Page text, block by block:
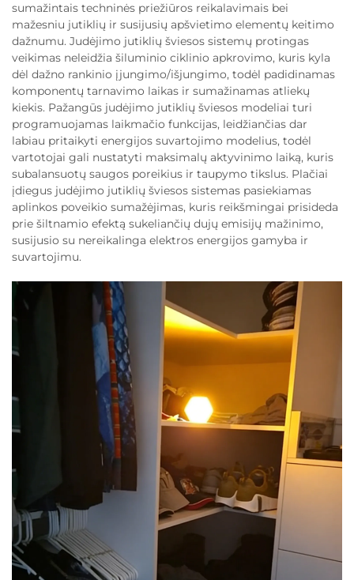
sumažintais techninės priežiūros reikalavimais bei
mažesniu jutiklių ir susijusių apšvietimo elementų keitimo
dažnumu. Judėjimo jutiklių šviesos sistemų protingas
veikimas neleidžia šiluminio ciklinio apkrovimo, kuris kyla
dėl dažno rankinio įjungimo/išjungimo, todėl padidinamas
komponentų tarnavimo laikas ir sumažinamas atliekų
kiekis. Pažangūs judėjimo jutiklių šviesos modeliai turi
programuojamas laikmačio funkcijas, leidžiančias dar
labiau pritaikyti energijos suvartojimo modelius, todėl
vartotojai gali nustatyti maksimalų aktyvinimo laiką, kuris
subalansuotų saugos poreikius ir taupymo tikslus. Plačiai
įdiegus judėjimo jutiklių šviesos sistemas pasiekiamas
aplinkos poveikio sumažėjimas, kuris reikšmingai prisideda
prie šiltnamio efektą sukeliančių dujų emisijų mažinimo,
susijusio su nereikalinga elektros energijos gamyba ir
suvartojimu.